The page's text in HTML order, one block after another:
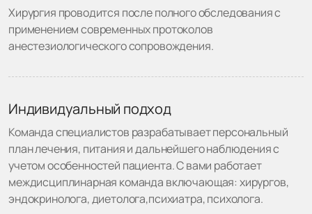
Хирургия проводится после полного обследования с
применением современных протоколов
анестезиологического сопровождения.
Индивидуальный подход
Команда специалистов разрабатывает персональный
план лечения, питания и дальнейшего наблюдения с
учетом особенностей пациента. С вами работает
междисциплинарная команда включающая: хирургов,
эндокринолога, диетолога,психиатра, психолога.